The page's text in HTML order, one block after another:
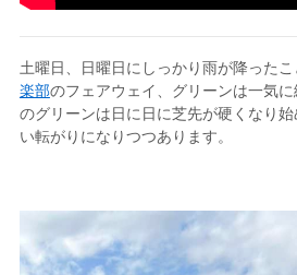
土曜日、日曜日にしっかり雨が降ったこ
楽部のフェアウェイ、グリーンは一気
のグリーンは日に日に芝先が硬くなり
い転がりになりつつあります。